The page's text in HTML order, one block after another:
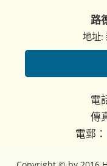
路
地址:
電
傳
電郵：